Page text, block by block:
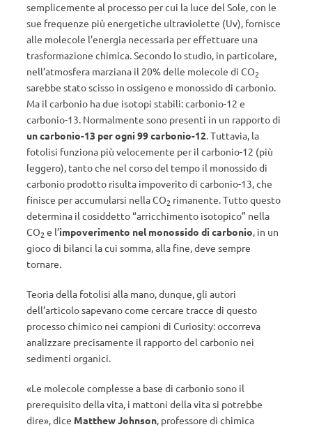
semplicemente al processo per cui la luce del Sole, con le
sue frequenze più energetiche ultraviolette (Uv), fornisce
alle molecole l’energia necessaria per effettuare una
trasformazione chimica. Secondo lo studio, in particolare,
nell’atmosfera marziana il 20% delle molecole di CO2
sarebbe stato scisso in ossigeno e monossido di carbonio.
Ma il carbonio ha due isotopi stabili: carbonio-12 e
carbonio-13. Normalmente sono presenti in un rapporto di
un carbonio-13 per ogni 99 carbonio-12. Tuttavia, la
fotolisi funziona più velocemente per il carbonio-12 (più
leggero), tanto che nel corso del tempo il monossido di
carbonio prodotto risulta impoverito di carbonio-13, che
finisce per accumularsi nella CO2 rimanente. Tutto questo
determina il cosiddetto “arricchimento isotopico” nella
CO2 e l’impoverimento nel monossido di carbonio, in un
gioco di bilanci la cui somma, alla fine, deve sempre
tornare.
Teoria della fotolisi alla mano, dunque, gli autori
dell’articolo sapevano come cercare tracce di questo
processo chimico nei campioni di Curiosity: occorreva
analizzare precisamente il rapporto del carbonio nei
sedimenti organici.
«Le molecole complesse a base di carbonio sono il
prerequisito della vita, i mattoni della vita si potrebbe
dire», dice Matthew Johnson, professore di chimica